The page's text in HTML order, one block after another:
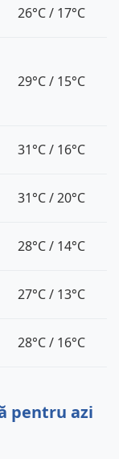
26°C / 17°C
29°C / 15°C
31°C / 16°C
31°C / 20°C
28°C / 14°C
27°C / 13°C
28°C / 16°C
pentru azi